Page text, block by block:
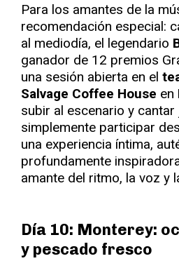
Para los amantes de la
recomendación especial:
al mediodía, el legendario
ganador de 12 premios
una sesión abierta en el
Salvage Coffee House en
subir al escenario y cantar
simplemente participar
una experiencia íntima,
profundamente
amante del ritmo, la voz y
Día 10: Monterey:
y pescado fresco